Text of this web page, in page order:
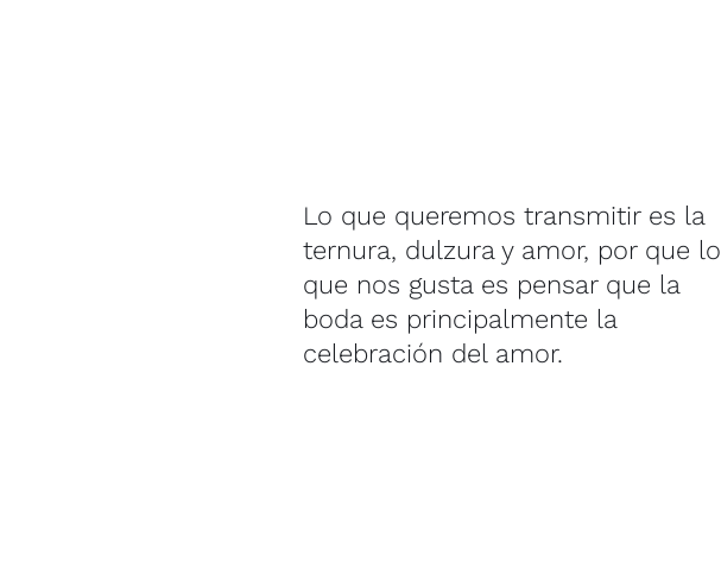
Lo que queremos transmitir es la
ternura, dulzura y amor, por que lo
que nos gusta es pensar que la
boda es principalmente la
celebración del amor.